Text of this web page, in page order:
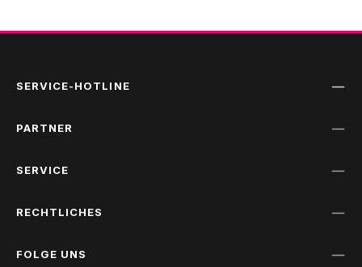
SERVICE-HOTLINE
PARTNER
SERVICE
RECHTLICHES
FOLGE UNS